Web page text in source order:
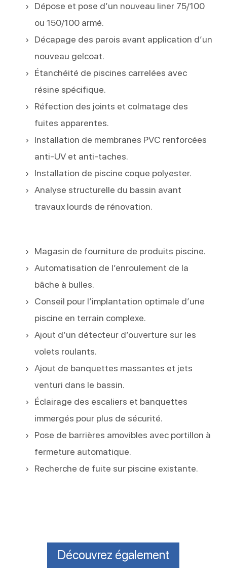
Dépose et pose d’un nouveau liner 75/100
ou 150/100 armé.
Décapage des parois avant application d’un
nouveau gelcoat.
Étanchéité de piscines carrelées avec
résine spécifique.
Réfection des joints et colmatage des
fuites apparentes.
Installation de membranes PVC renforcées
anti-UV et anti-taches.
Installation de piscine coque polyester.
Analyse structurelle du bassin avant
travaux lourds de rénovation.
Magasin de fourniture de produits piscine.
Automatisation de l’enroulement de la
bâche à bulles.
Conseil pour l’implantation optimale d’une
piscine en terrain complexe.
Ajout d’un détecteur d’ouverture sur les
volets roulants.
Ajout de banquettes massantes et jets
venturi dans le bassin.
Éclairage des escaliers et banquettes
immergés pour plus de sécurité.
Pose de barrières amovibles avec portillon à
fermeture automatique.
Recherche de fuite sur piscine existante.
Découvrez également